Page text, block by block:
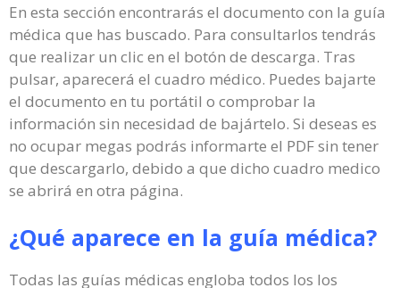
En esta sección encontrarás el documento con la guía
médica que has buscado. Para consultarlos tendrás
que realizar un clic en el botón de descarga. Tras
pulsar, aparecerá el cuadro médico. Puedes bajarte
el documento en tu portátil o comprobar la
información sin necesidad de bajártelo. Si deseas es
no ocupar megas podrás informarte el PDF sin tener
que descargarlo, debido a que dicho cuadro medico
se abrirá en otra página.
¿Qué aparece en la guía médica?
Todas las guías médicas engloba todos los los